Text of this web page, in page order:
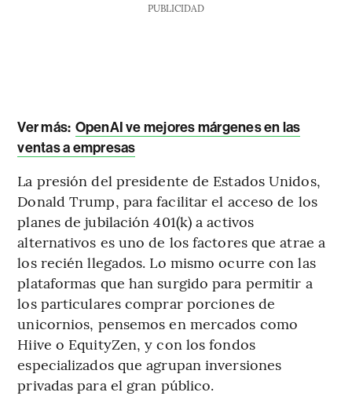
PUBLICIDAD
Ver más: OpenAI ve mejores márgenes en las
ventas a empresas
La presión del presidente de Estados Unidos,
Donald Trump, para facilitar el acceso de los
planes de jubilación 401(k) a activos
alternativos es uno de los factores que atrae a
los recién llegados. Lo mismo ocurre con las
plataformas que han surgido para permitir a
los particulares comprar porciones de
unicornios, pensemos en mercados como
Hiive o EquityZen, y con los fondos
especializados que agrupan inversiones
privadas para el gran público.